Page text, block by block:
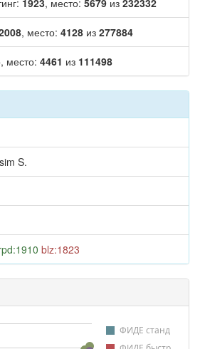
1923, место: 5679 из 232332
, место: 4128 из 277884
, место: 4461 из 111498
S.
blz:1823
ФИДЕ станд